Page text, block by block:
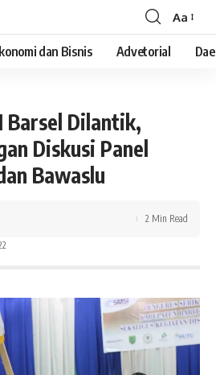
Font
Resizer
Aa
dan Bisnis Advetorial
Barsel Dilantik,
Diskusi Panel
Bawaslu
2 Min Read